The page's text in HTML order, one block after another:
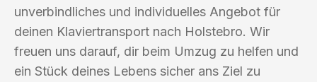
unverbindliches und individuelles Angebot für
deinen Klaviertransport nach Holstebro. Wir
freuen uns darauf, dir beim Umzug zu helfen und
ein Stück deines Lebens sicher ans Ziel zu